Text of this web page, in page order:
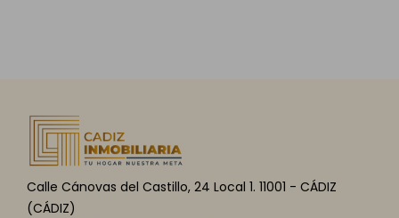
Calle Cánovas del Castillo, 24 Local 1. 11001 - CÁDIZ
(CÁDIZ)